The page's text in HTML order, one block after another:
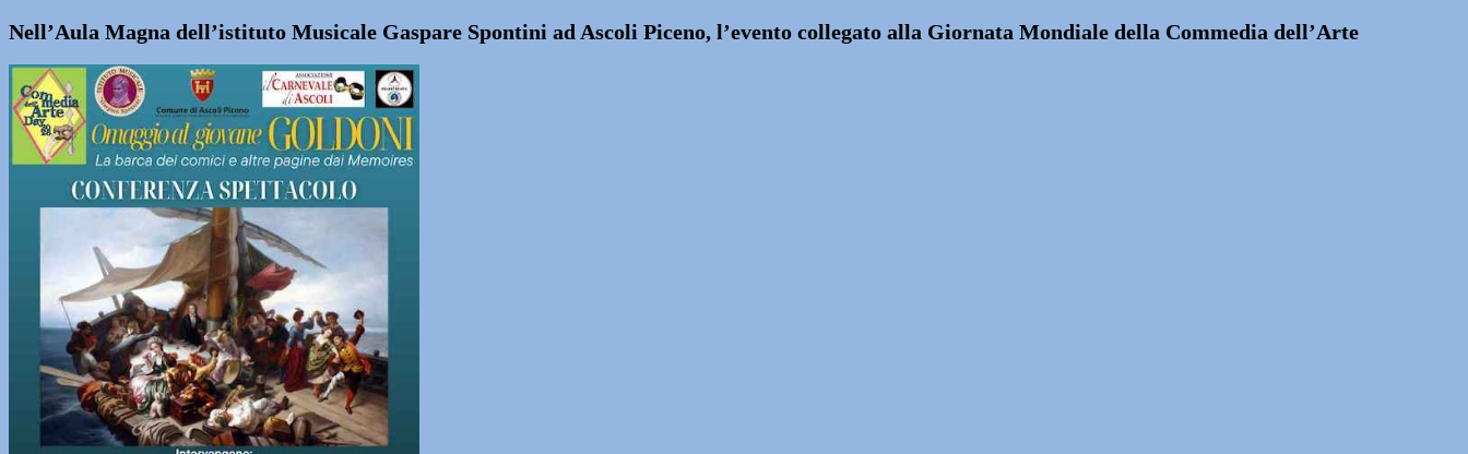
Nell’Aula Magna dell’istituto Musicale Gaspare Spontini ad Ascoli Piceno, l’evento collegato alla Giornata Mondiale della Commedia dell’Arte